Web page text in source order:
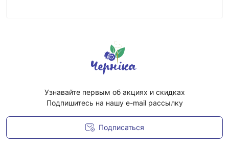
Узнавайте первым об акциях и скидках
Подпишитесь на нашу e-mail рассылку
Подписаться